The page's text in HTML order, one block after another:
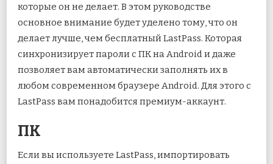
которые он не делает. В этом руководстве
основное внимание будет уделено тому, что он
делает лучше, чем бесплатный LastPass. Которая
синхронизирует пароли с ПК на Android и даже
позволяет вам автоматически заполнять их в
любом современном браузере Android. Для этого с
LastPass вам понадобится премиум-аккаунт.
ПК
Если вы используете LastPass, импортировать